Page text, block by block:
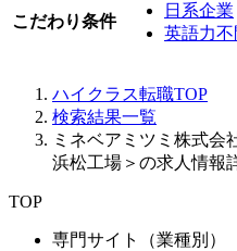
こだわり条件
日系企業
英語力不
ハイクラス転職TOP
検索結果一覧
ミネベアミツミ株式会
浜松工場＞の求人情報
TOP
専門サイト（業種別）